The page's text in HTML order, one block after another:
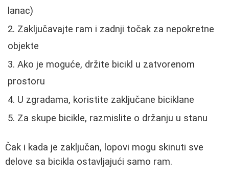
lanac)
Zaključavajte ram i zadnji točak za nepokretne
objekte
Ako je moguće, držite bicikl u zatvorenom
prostoru
U zgradama, koristite zaključane biciklane
Za skupe bicikle, razmislite o držanju u stanu
Čak i kada je zaključan, lopovi mogu skinuti sve
delove sa bicikla ostavljajući samo ram.